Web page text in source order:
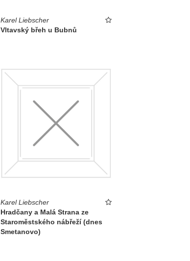
Karel Liebscher
Vltavský břeh u Bubnů
Karel Liebscher
Hradčany a Malá Strana ze
Staroměstského nábřeží (dnes
Smetanovo)